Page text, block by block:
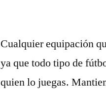
Cualquier equipación
ya que todo tipo de
quien lo juegas.